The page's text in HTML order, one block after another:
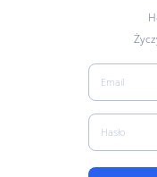
Email
Hasło